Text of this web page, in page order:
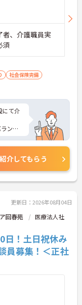
、介護職員実
須
社会保険完備
にて介
ンス
面も
減
談くだ
紹介してもらう
更新日：2026年08月04日
回春苑
医療法人社
日！土日祝休み
員募集！＜正社